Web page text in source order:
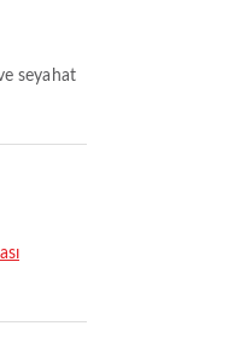
seyahat